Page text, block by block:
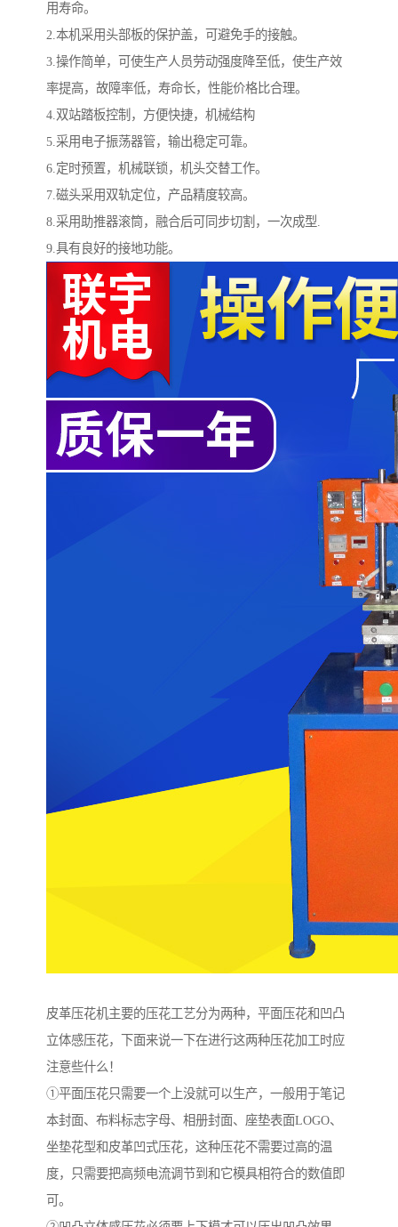
用寿命。
2.本机采用头部板的保护盖，可避免手的接触。
3.操作简单，可使生产人员劳动强度降至低，使生产效
率提高，故障率低，寿命长，性能价格比合理。
4.双站踏板控制，方便快捷，机械结构
5.采用电子振荡器管，输出稳定可靠。
6.定时预置，机械联锁，机头交替工作。
7.磁头采用双轨定位，产品精度较高。
8.采用助推器滚筒，融合后可同步切割，一次成型.
9.具有良好的接地功能。
皮革压花机主要的压花工艺分为两种，平面压花和凹凸
立体感压花，下面来说一下在进行这两种压花加工时应
注意些什么！
①平面压花只需要一个上没就可以生产，一般用于笔记
本封面、布料标志字母、相册封面、座垫表面LOGO、
坐垫花型和皮革凹式压花，这种压花不需要过高的温
度，只需要把高频电流调节到和它模具相符合的数值即
可。